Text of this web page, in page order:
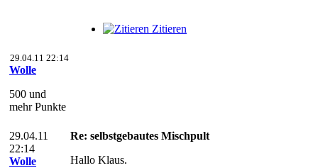
Zitieren
29.04.11 22:14
Wolle
500 und
mehr Punkte
29.04.11
22:14
Wolle
Re: selbstgebautes Mischpult
Hallo Klaus.